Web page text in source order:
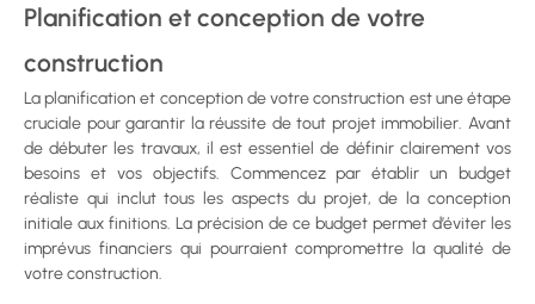
Planification et conception de votre
construction
La planification et conception de votre construction est une étape
cruciale pour garantir la réussite de tout projet immobilier. Avant
de débuter les travaux, il est essentiel de définir clairement vos
besoins et vos objectifs. Commencez par établir un budget
réaliste qui inclut tous les aspects du projet, de la conception
initiale aux finitions. La précision de ce budget permet d’éviter les
imprévus financiers qui pourraient compromettre la qualité de
votre construction.